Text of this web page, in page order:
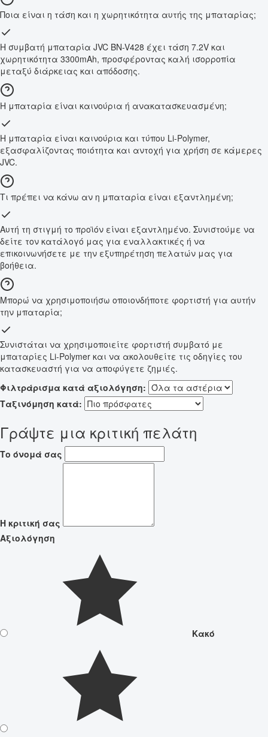
Ποια είναι η τάση και η χωρητικότητα αυτής της μπαταρίας;
Η συμβατή μπαταρία JVC BN-V428 έχει τάση 7.2V και
χωρητικότητα 3300mAh, προσφέροντας καλή ισορροπία
μεταξύ διάρκειας και απόδοσης.
Η μπαταρία είναι καινούρια ή ανακατασκευασμένη;
Η μπαταρία είναι καινούρια και τύπου Li-Polymer,
εξασφαλίζοντας ποιότητα και αντοχή για χρήση σε κάμερες
JVC.
Τι πρέπει να κάνω αν η μπαταρία είναι εξαντλημένη;
Αυτή τη στιγμή το προϊόν είναι εξαντλημένο. Συνιστούμε να
δείτε τον κατάλογό μας για εναλλακτικές ή να
επικοινωνήσετε με την εξυπηρέτηση πελατών μας για
βοήθεια.
Μπορώ να χρησιμοποιήσω οποιονδήποτε φορτιστή για αυτήν
την μπαταρία;
Συνιστάται να χρησιμοποιείτε φορτιστή συμβατό με
μπαταρίες Li-Polymer και να ακολουθείτε τις οδηγίες του
κατασκευαστή για να αποφύγετε ζημιές.
Φιλτράρισμα κατά αξιολόγηση:
Ταξινόμηση κατά:
Γράψτε μια κριτική πελάτη
Το όνομά σας
Η κριτική σας
Αξιολόγηση
Κακό